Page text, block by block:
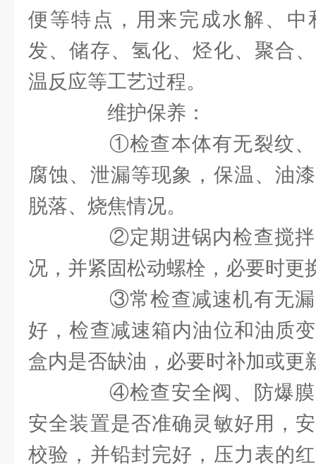
便等特点，用来完成水解、中
发、储存、氢化、烃化、聚合
温反应等工艺过程。
维护保养：
①检查本体有无裂纹、
腐蚀、泄漏等现象，保温、油
脱落、烧焦情况。
②定期进锅内检查搅拌
况，并紧固松动螺栓，必要时更
③常检查减速机有无漏
好，检查减速箱内油位和油质
盒内是否缺油，必要时补加或更
④检查安全阀、防爆膜
安全装置是否准确灵敏好用，
校验，并铅封完好，压力表的